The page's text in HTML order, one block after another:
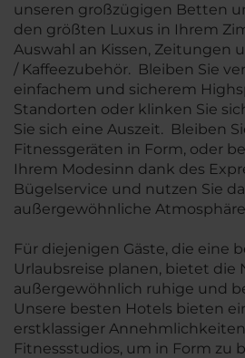
unseren großzügigen Betten
den größten Luxus in Ihrem
Auswahl an Kissen, Zeitungen
/ Kaffeezubehör. Bleiben Sie
einfachem und sicherem
Standorten oder klinken Sie
Sie sich eine Auszeit. Bleiben
Fitnessgeräten in Form, oder
Ihrem Modesinn dank des
Bügelservice und nutzen Sie
außergewöhnliche
Für diejenigen Gäste, die eine
Urlaubsreise planen, bietet die
außergewöhnlich ruhige und
Unsere besten Hotels bieten
erstklassiger
Fitnessstudios, um in Form zu